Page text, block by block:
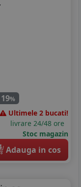
19%
Ultimele 2 bucati!
livrare 24/48 ore
Stoc magazin
Adauga in cos